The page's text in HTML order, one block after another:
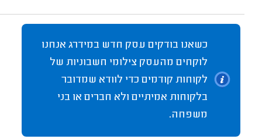
כשאנו בודקים עסק חדש במידרג אנחנו
לוקחים מהעסק צילומי חשבוניות של
לקוחות קודמים כדי לוודא שמדובר
בלקוחות אמיתיים ולא חברים או בני
משפחה.